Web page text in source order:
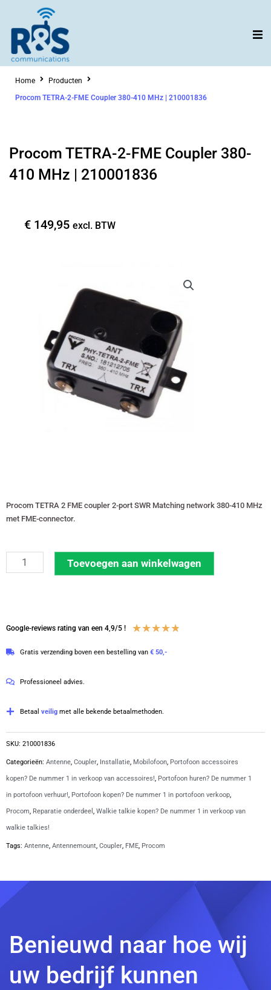
inhoud
Home
Producten
Procom TETRA-2-FME Coupler 380-410 MHz | 210001836
Procom TETRA-2-FME Coupler 380-
410 MHz | 210001836
€ 149,95 excl. BTW
Procom TETRA 2 FME coupler 2-port SWR Matching network 380-410 MHz
met FME-connector.
Procom
TETRA-
Coupler
410
210001836
Toevoegen aan winkelwagen
Google-reviews rating van een 4,9/5 ! ★★★★★
Gratis verzending boven een bestelling van € 50,-
Professioneel advies.
Betaal veilig met alle bekende betaalmethoden.
SKU: 210001836
Categorieën: Antenne, Coupler, Installatie, Mobilofoon, Portofoon accessoires
kopen? De nummer 1 in verkoop van accessoires!, Portofoon huren? De nummer 1
in portofoon verhuur!, Portofoon kopen? De nummer 1 in portofoon verkoop,
Procom, Reparatie onderdeel , Walkie talkie kopen? De nummer 1 in verkoop van
walkie talkies!
Tags: Antenne, Antennemount, Coupler, FME, Procom
Benieuwd naar hoe wij
uw bedrijf kunnen